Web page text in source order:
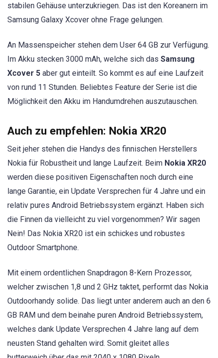
stabilen Gehäuse unterzukriegen. Das ist den Koreanern im
Samsung Galaxy Xcover ohne Frage gelungen.
An Massenspeicher stehen dem User 64 GB zur Verfügung.
Im Akku stecken 3000 mAh, welche sich das Samsung
Xcover 5 aber gut einteilt. So kommt es auf eine Laufzeit
von rund 11 Stunden. Beliebtes Feature der Serie ist die
Möglichkeit den Akku im Handumdrehen auszutauschen.
Auch zu empfehlen: Nokia XR20
Seit jeher stehen die Handys des finnischen Herstellers
Nokia für Robustheit und lange Laufzeit. Beim Nokia XR20
werden diese positiven Eigenschaften noch durch eine
lange Garantie, ein Update Versprechen für 4 Jahre und ein
relativ pures Android Betriebssystem ergänzt. Haben sich
die Finnen da vielleicht zu viel vorgenommen? Wir sagen
Nein! Das Nokia XR20 ist ein schickes und robustes
Outdoor Smartphone.
Mit einem ordentlichen Snapdragon 8-Kern Prozessor,
welcher zwischen 1,8 und 2 GHz taktet, performt das Nokia
Outdoorhandy solide. Das liegt unter anderem auch an den 6
GB RAM und dem beinahe puren Android Betriebssystem,
welches dank Update Versprechen 4 Jahre lang auf dem
neusten Stand gehalten wird. Somit gleitet alles